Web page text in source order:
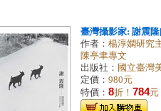
臺灣攝影家: 謝震隆
作者： 楊淳嫻研究
陳亭聿專文
出版社： 國立臺灣
定價： 980元
特價： 8折！ 784元